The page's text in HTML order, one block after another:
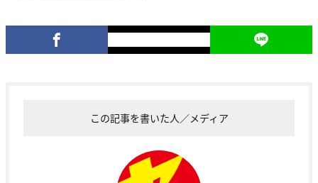
この記事を書いた人／メディア